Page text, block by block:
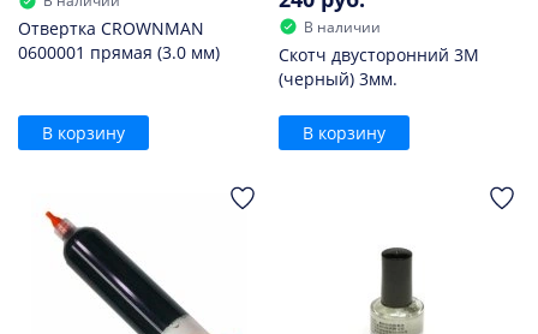
Отвертка CROWNMAN
0600001 прямая (3.0 мм)
В корзину
В наличии
Скотч двусторонний 3M
(черный) 3мм.
В корзину